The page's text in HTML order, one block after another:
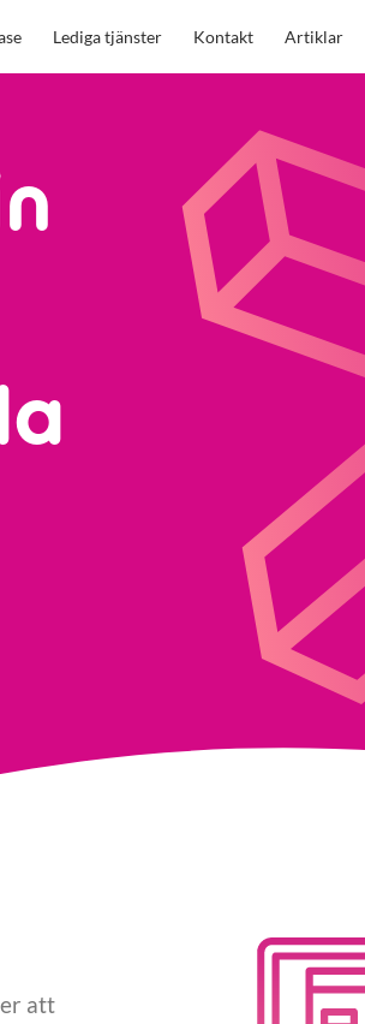
Lediga tjänster Kontakt Artiklar
att